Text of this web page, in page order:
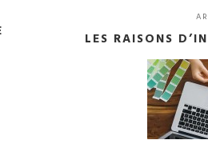
LES RAISONS